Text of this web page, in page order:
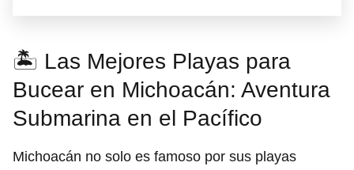
🏝️ Las Mejores Playas para
Bucear en Michoacán: Aventura
Submarina en el Pacífico
Michoacán no solo es famoso por sus playas